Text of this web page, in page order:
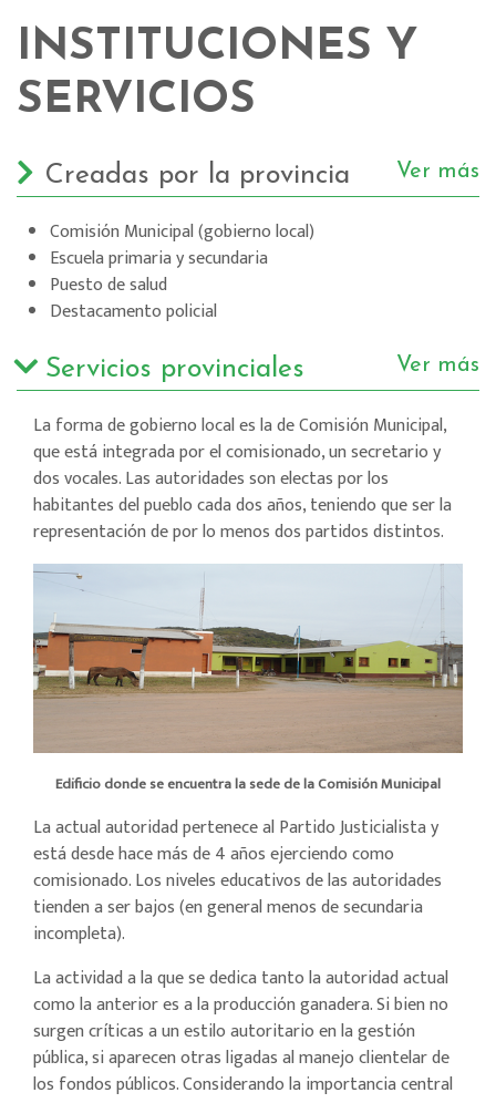
INSTITUCIONES Y
SERVICIOS
Creadas por la provincia Ver más
Comisión Municipal (gobierno local)
Escuela primaria y secundaria
Puesto de salud
Destacamento policial
Servicios provinciales Ver más
La forma de gobierno local es la de Comisión Municipal,
que está integrada por el comisionado, un secretario y
dos vocales. Las autoridades son electas por los
habitantes del pueblo cada dos años, teniendo que ser la
representación de por lo menos dos partidos distintos.
Edificio donde se encuentra la sede de la Comisión Municipal
La actual autoridad pertenece al Partido Justicialista y
está desde hace más de 4 años ejerciendo como
comisionado. Los niveles educativos de las autoridades
tienden a ser bajos (en general menos de secundaria
incompleta).
La actividad a la que se dedica tanto la autoridad actual
como la anterior es a la producción ganadera. Si bien no
surgen críticas a un estilo autoritario en la gestión
pública, si aparecen otras ligadas al manejo clientelar de
los fondos públicos. Considerando la importancia central